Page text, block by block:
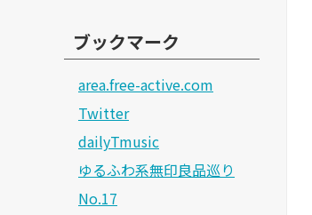
ブックマーク
area.free-active.com
Twitter
dailyTmusic
ゆるふわ系無印良品巡り
No.17